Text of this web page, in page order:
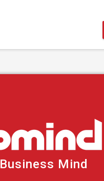
Business Mind